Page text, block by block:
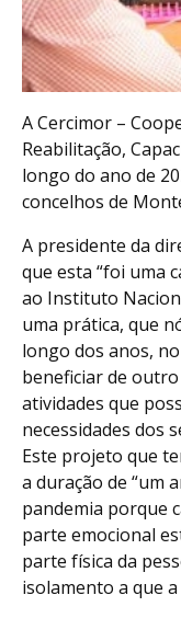
A Cercimor –
Reabilitação,
longo do ano de
concelhos de
A presidente da
que esta “foi uma
ao Instituto
uma prática, que
longo dos anos,
beneficiar de
atividades que
necessidades dos
Este projeto que
a duração de “um
pandemia porque
parte emocional
parte física da
isolamento a que